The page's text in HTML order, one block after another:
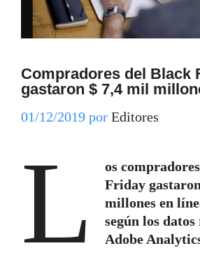
Compradores del Black
gastaron $ 7,4 mil
01/12/2019 por Editores
L
os
Friday
millones en
según los
Adobe